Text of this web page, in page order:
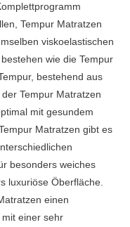
Tempur Matratzen
viskoelastischen
wie die Tempur
bestehend aus
Tempur Matratzen
mit gesundem
Matratzen gibt es
besonders weiches
luxuriöse Öberfläche.
einen
einer sehr